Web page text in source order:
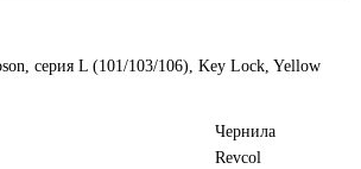
серия L (101/103/106), Key Lock, Yellow
Чернила
Revcol